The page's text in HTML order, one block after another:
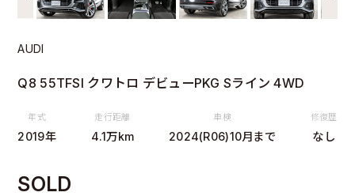
AUDI
Q8 55TFSI クワトロ デビューPKG Sライン 4WD
年式
2019年
走行距離
4.1万km
車検
2024(R06)10月まで
修復歴
なし
SOLD